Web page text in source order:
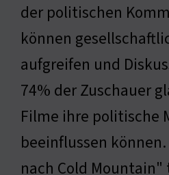
der politischen
können
aufgreifen und
74% der Zuschauer
Filme ihre politische
beeinflussen
nach Cold